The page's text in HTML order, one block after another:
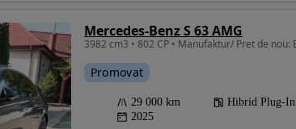
Mercedes-Benz S 63 AMG
Promovat
29 000 km
Hibrid Plug-In
2025